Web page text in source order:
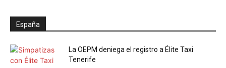
España
La OEPM deniega el registro a Élite Taxi
Tenerife